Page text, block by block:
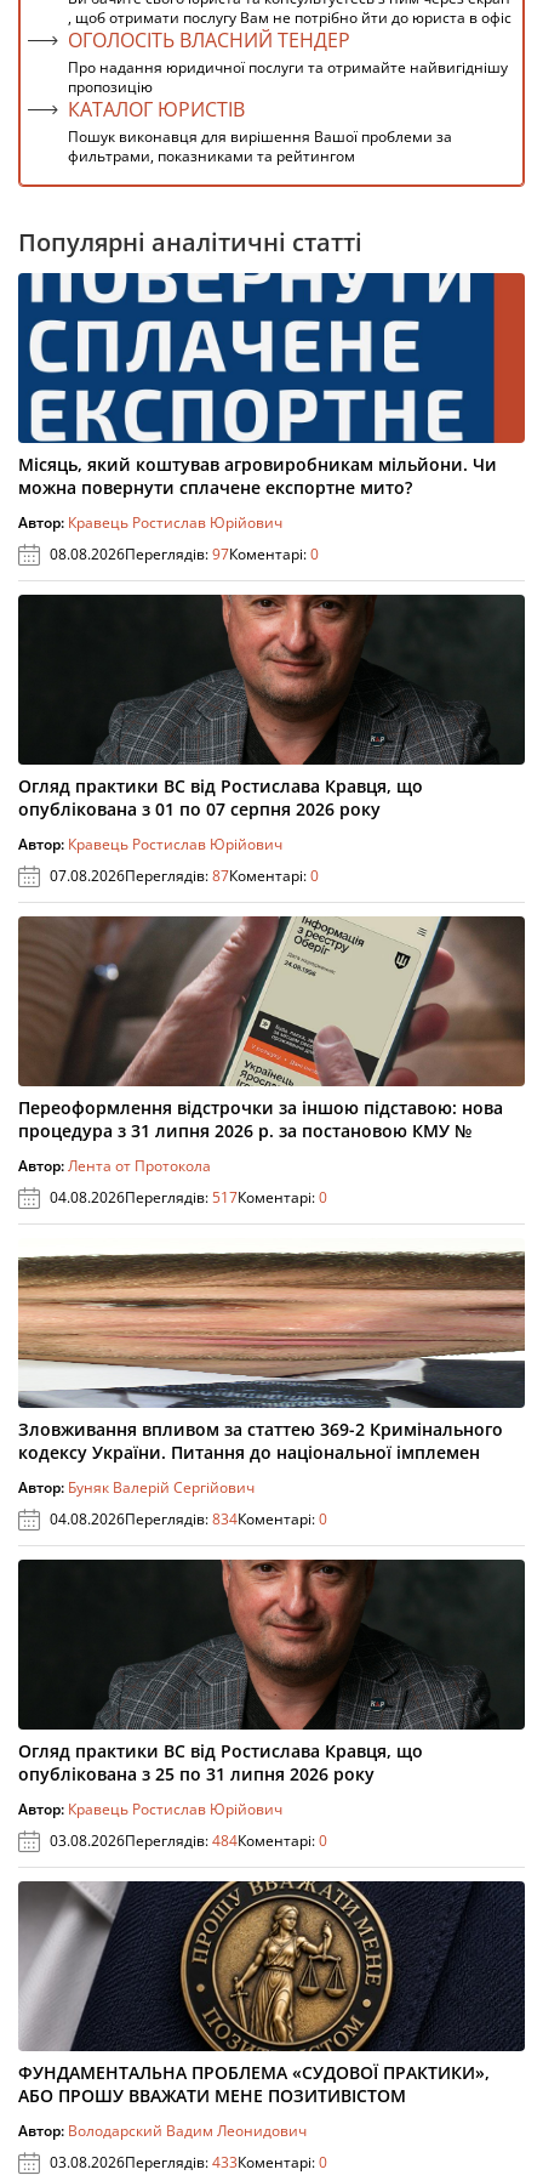
, щоб отримати послугу Вам не потрібно йти до юриста в офіс
ОГОЛОСІТЬ ВЛАСНИЙ ТЕНДЕР
Про надання юридичної послуги та отримайте найвигіднішу
пропозицію
КАТАЛОГ ЮРИСТІВ
Пошук виконавця для вирішення Вашої проблеми за
фильтрами, показниками та рейтингом
Популярні аналітичні статті
Місяць, який коштував агровиробникам мільйони. Чи
можна повернути сплачене експортне мито?
Автор: Кравець Ростислав Юрійович
08.08.2026Переглядів:97Коментарі:0
Огляд практики ВС від Ростислава Кравця, що
опублікована з 01 по 07 серпня 2026 року
Автор: Кравець Ростислав Юрійович
07.08.2026Переглядів:87Коментарі:0
Переоформлення відстрочки за іншою підставою: нова
процедура з 31 липня 2026 р. за постановою КМУ №
Автор:Лента от Протокола
04.08.2026Переглядів:517Коментарі:0
Зловживання впливом за статтею 369-2 Кримінального
кодексу України. Питання до національної імплемен
Автор: Буняк Валерій Сергійович
04.08.2026Переглядів:834Коментарі:0
Огляд практики ВС від Ростислава Кравця, що
опублікована з 25 по 31 липня 2026 року
Автор: Кравець Ростислав Юрійович
03.08.2026Переглядів:484Коментарі:0
ФУНДАМЕНТАЛЬНА ПРОБЛЕМА «СУДОВОЇ ПРАКТИКИ»,
АБО ПРОШУ ВВАЖАТИ МЕНЕ ПОЗИТИВІСТОМ
Автор: Володарский Вадим Леонидович
03.08.2026Переглядів:433Коментарі:0